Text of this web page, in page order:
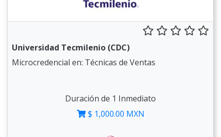
Universidad Tecmilenio (CDC)
Microcredencial en: Técnicas de Ventas
Duración de 1 Inmediato
$ 1,000.00 MXN